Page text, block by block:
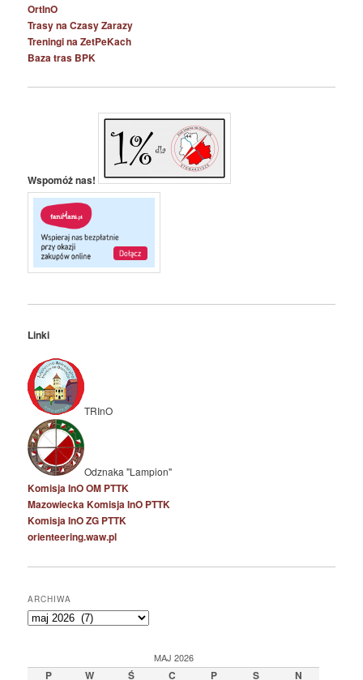
OrtInO
Trasy na Czasy Zarazy
Treningi na ZetPeKach
Baza tras BPK
Wspomóż nas!
Linki
TRInO
Odznaka "Lampion"
Komisja InO OM PTTK
Mazowiecka Komisja InO PTTK
Komisja InO ZG PTTK
orienteering.waw.pl
ARCHIWA
Archiwa
MAJ 2026
P W Ś C P S N